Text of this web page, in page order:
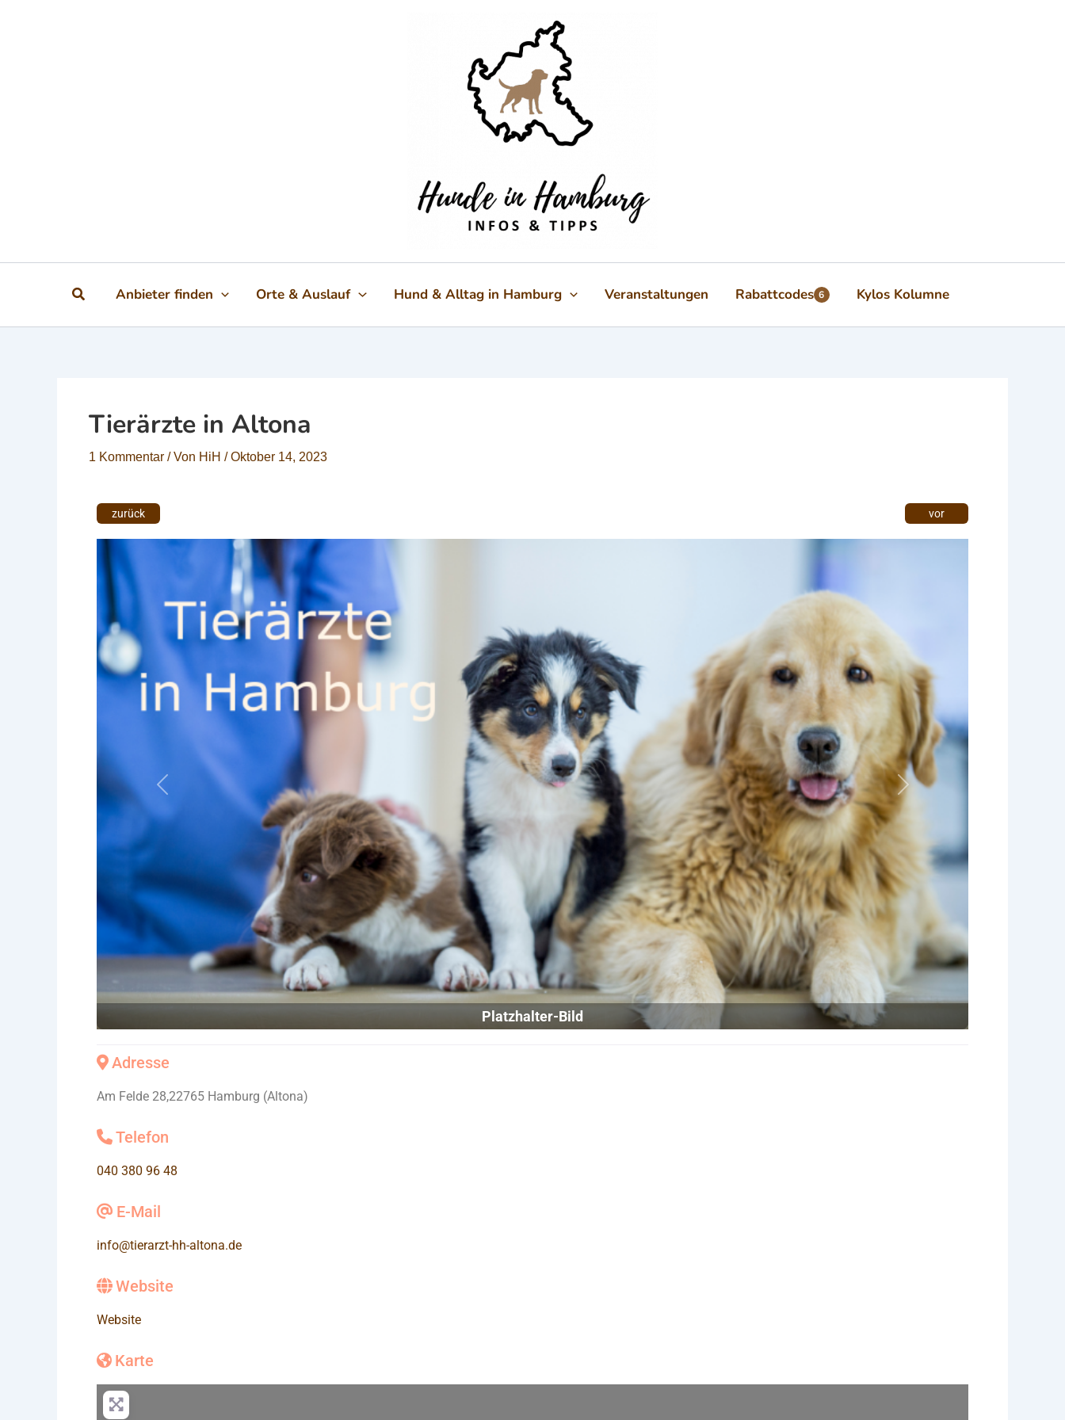
SuchenAnbieter finden Orte & Auslauf Hund & Alltag in Hamburg Veranstaltungen Rabattcodes 6 Kylos Kolumne
Tierärzte in Altona
1 Kommentar / Von HiH /Oktober 14, 2023
Platzhalter-Bild
Vorheriges Nächstes
Adresse
Am Felde 28,22765 Hamburg (Altona)
Telefon
040 380 96 48
E-Mail
info@tierarzt-hh-altona.de
Website
Website
Karte